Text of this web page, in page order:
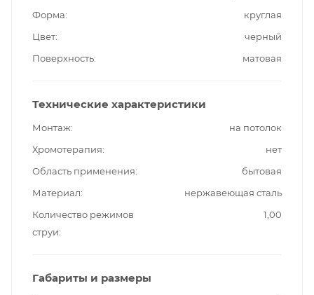
Форма
круглая
Цвет
черный
Поверхность
матовая
Технические характеристики
Монтаж
на потолок
Хромотерапия
нет
Область применения
бытовая
Материал
нержавеющая сталь
Количество режимов
струи
1,00
Габариты и размеры